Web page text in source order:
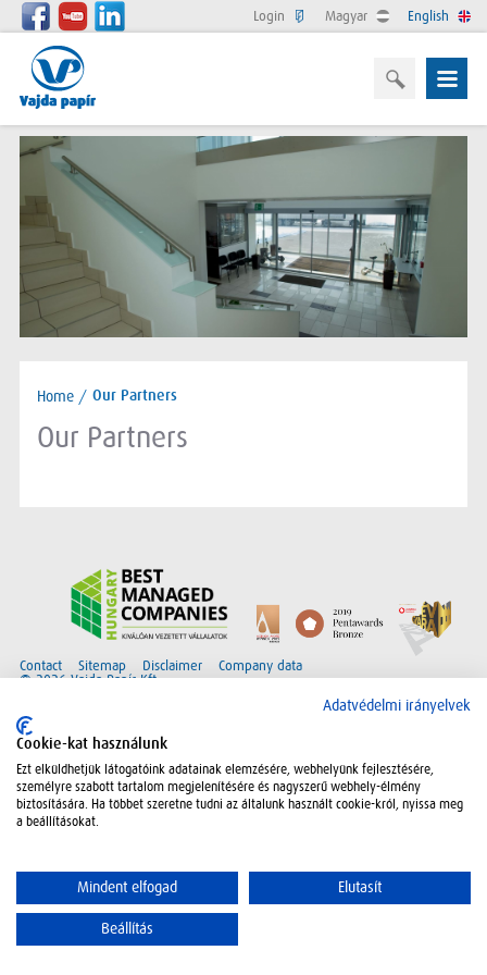
English
Magyar
Login
Home / Our Partners
Our Partners
Contact Sitemap Disclaimer
Company data
© 2026 Vajda Papír Kft.
Adatvédelmi irányelvek
Cookie-kat használunk
Ezt elküldhetjük látogatóink adatainak elemzésére, webhelyünk fejlesztésére,
személyre szabott tartalom megjelenítésére és nagyszerű webhely-élmény
biztosítására. Ha többet szeretne tudni az általunk használt cookie-król, nyissa meg
a beállításokat.
Mindent elfogad Elutasít
Beállítás